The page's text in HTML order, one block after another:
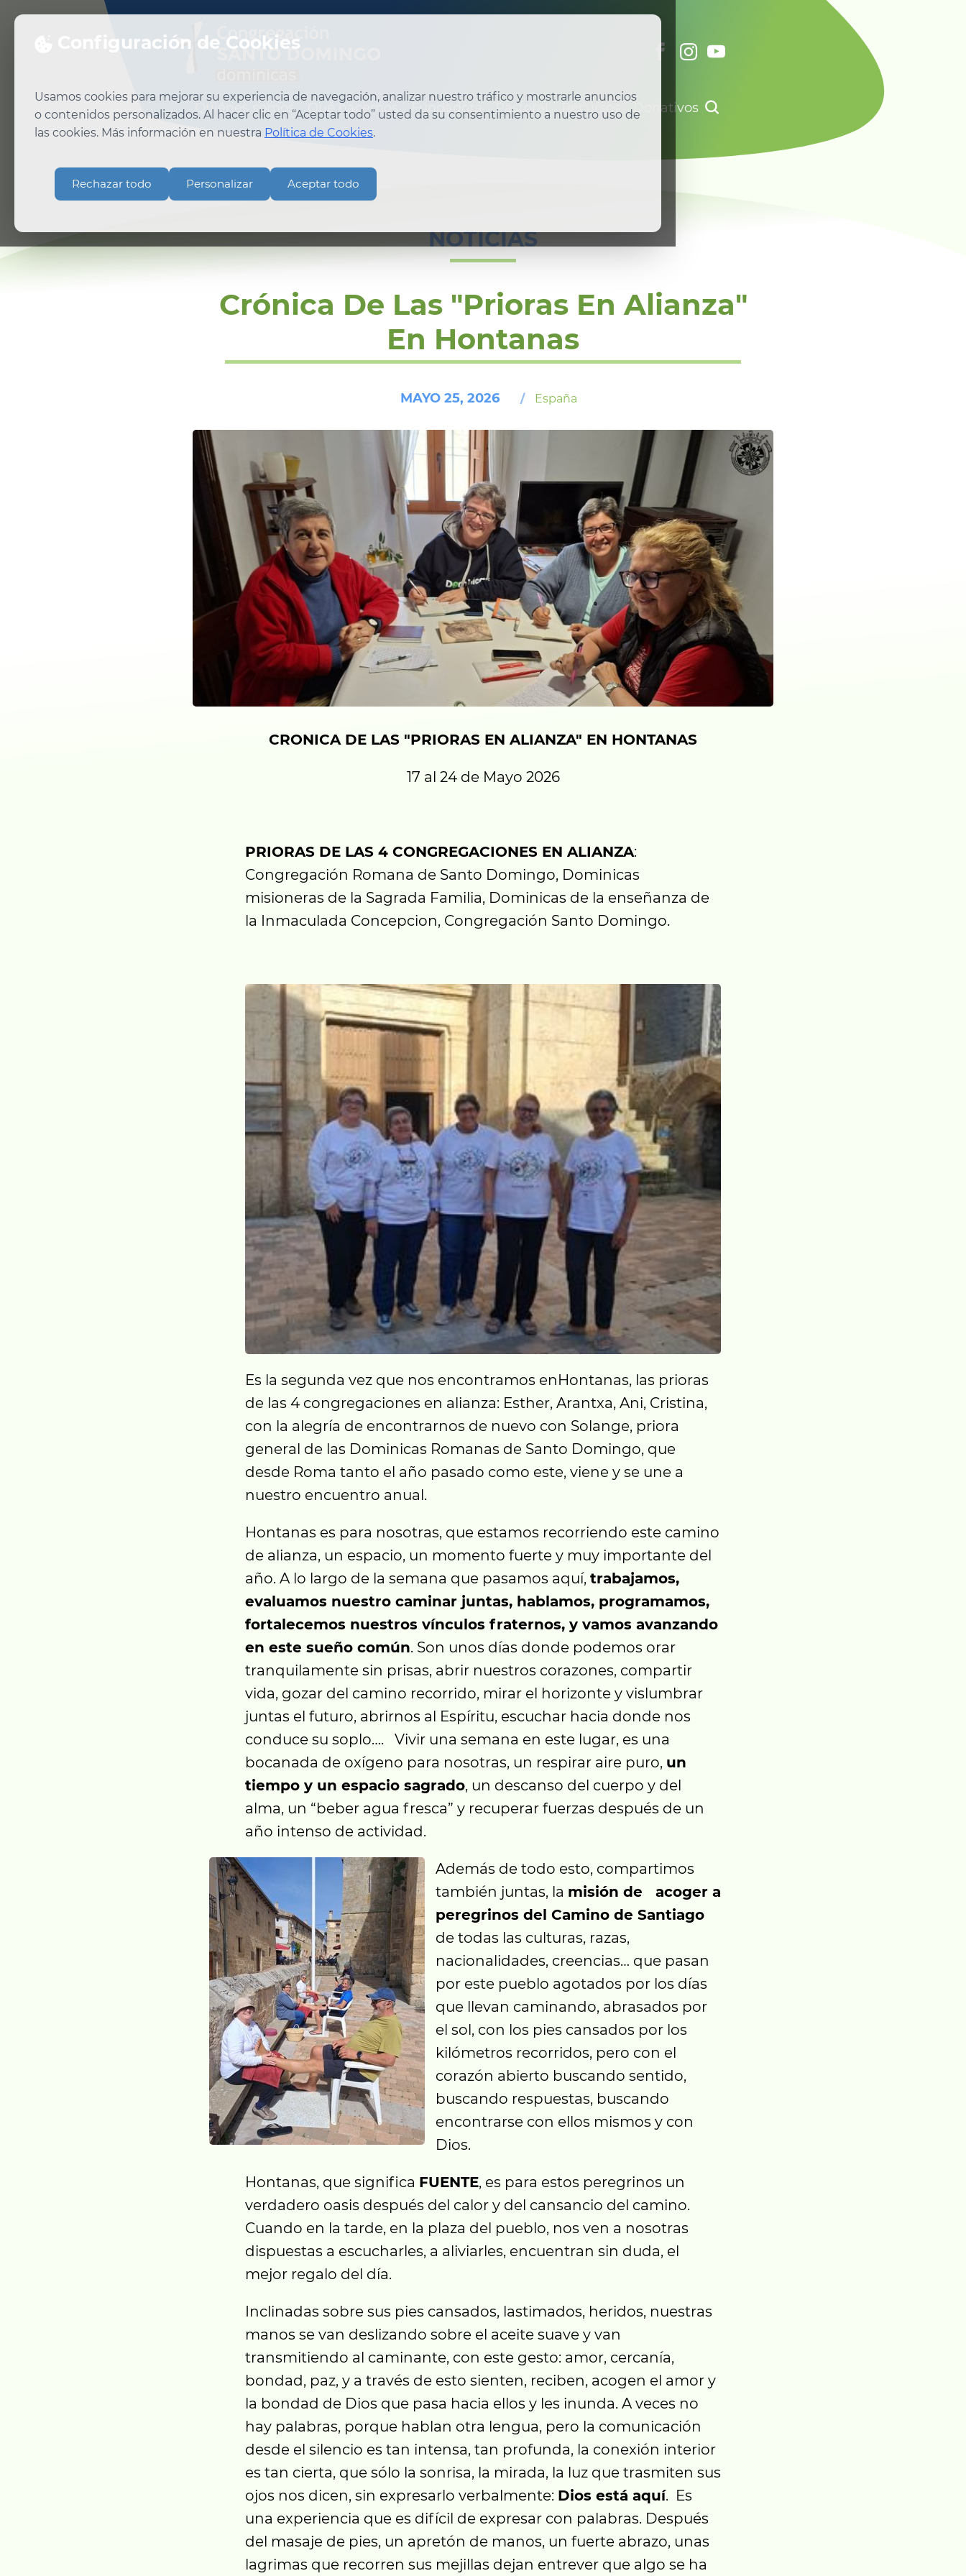
Configuración de Cookies
Usamos cookies para mejorar su experiencia de navegación, analizar nuestro tráfico y mostrarle anuncios
o contenidos personalizados. Al hacer clic en “Aceptar todo” usted da su consentimiento a nuestro uso de
las cookies. Más información en nuestra Política de Cookies.
Rechazar todo Personalizar Aceptar todo
Quiénes somos Qué hacemos Fundadora Pastoral Recursos Donativos
NOTICIAS
Crónica De Las "Prioras En Alianza"
En Hontanas
MAYO 25, 2026 / España
CRONICA DE LAS "PRIORAS EN ALIANZA" EN HONTANAS
17 al 24 de Mayo 2026
PRIORAS DE LAS 4 CONGREGACIONES EN ALIANZA:
Congregación Romana de Santo Domingo, Dominicas
misioneras de la Sagrada Familia, Dominicas de la enseñanza de
la Inmaculada Concepcion, Congregación Santo Domingo.
Es la segunda vez que nos encontramos enHontanas, las prioras
de las 4 congregaciones en alianza: Esther, Arantxa, Ani, Cristina,
con la alegría de encontrarnos de nuevo con Solange, priora
general de las Dominicas Romanas de Santo Domingo, que
desde Roma tanto el año pasado como este, viene y se une a
nuestro encuentro anual.
Hontanas es para nosotras, que estamos recorriendo este camino
de alianza, un espacio, un momento fuerte y muy importante del
año. A lo largo de la semana que pasamos aquí, trabajamos,
evaluamos nuestro caminar juntas, hablamos, programamos,
fortalecemos nuestros vínculos fraternos, y vamos avanzando
en este sueño común. Son unos días donde podemos orar
tranquilamente sin prisas, abrir nuestros corazones, compartir
vida, gozar del camino recorrido, mirar el horizonte y vislumbrar
juntas el futuro, abrirnos al Espíritu, escuchar hacia donde nos
conduce su soplo…. Vivir una semana en este lugar, es una
bocanada de oxígeno para nosotras, un respirar aire puro, un
tiempo y un espacio sagrado, un descanso del cuerpo y del
alma, un “beber agua fresca” y recuperar fuerzas después de un
año intenso de actividad.
Además de todo esto, compartimos
también juntas, la misión de acoger a
peregrinos del Camino de Santiago
de todas las culturas, razas,
nacionalidades, creencias… que pasan
por este pueblo agotados por los días
que llevan caminando, abrasados por
el sol, con los pies cansados por los
kilómetros recorridos, pero con el
corazón abierto buscando sentido,
buscando respuestas, buscando
encontrarse con ellos mismos y con
Dios.
Hontanas, que significa FUENTE, es para estos peregrinos un
verdadero oasis después del calor y del cansancio del camino.
Cuando en la tarde, en la plaza del pueblo, nos ven a nosotras
dispuestas a escucharles, a aliviarles, encuentran sin duda, el
mejor regalo del día.
Inclinadas sobre sus pies cansados, lastimados, heridos, nuestras
manos se van deslizando sobre el aceite suave y van
transmitiendo al caminante, con este gesto: amor, cercanía,
bondad, paz, y a través de esto sienten, reciben, acogen el amor y
la bondad de Dios que pasa hacia ellos y les inunda. A veces no
hay palabras, porque hablan otra lengua, pero la comunicación
desde el silencio es tan intensa, tan profunda, la conexión interior
es tan cierta, que sólo la sonrisa, la mirada, la luz que trasmiten sus
ojos nos dicen, sin expresarlo verbalmente: Dios está aquí. Es
una experiencia que es difícil de expresar con palabras. Después
del masaje de pies, un apretón de manos, un fuerte abrazo, unas
lagrimas que recorren sus mejillas dejan entrever que algo se ha